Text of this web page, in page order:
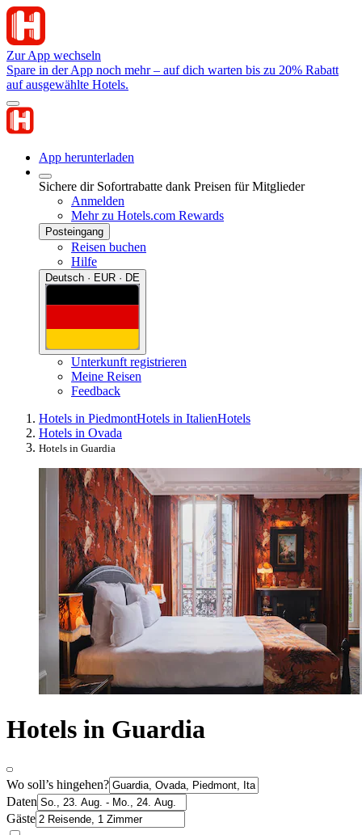
Zur App wechseln
Spare in der App noch mehr – auf dich warten bis zu 20% Rabatt
auf ausgewählte Hotels.
App herunterladen
Sichere dir Sofortrabatte dank Preisen für Mitglieder
Anmelden
Mehr zu Hotels.com Rewards
Posteingang
Reisen buchen
Hilfe
Deutsch · EUR · DE
Unterkunft registrieren
Meine Reisen
Feedback
Hotels in PiedmontHotels in ItalienHotels
Hotels in Ovada
Hotels in Guardia
Hotels in Guardia
Wo soll’s hingehen?
Daten
Gäste